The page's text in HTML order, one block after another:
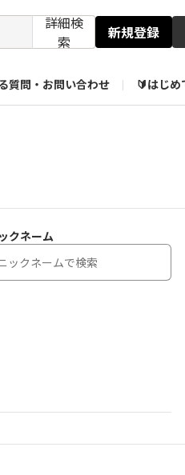
詳細検
索
新規登録
質問・お問い合わせ 🔰はじ
クネーム